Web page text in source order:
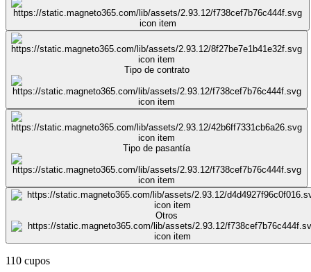
Tipo de contrato
Tipo de pasantía
Otros
110 cupos